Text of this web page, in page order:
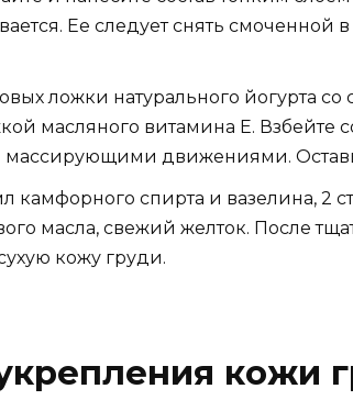
Ее следует снять смоченной
ложки натурального йогурта
масляного витамина Е. Взбейте
движениями.
камфорного спирта и вазелина, 2
масла, свежий желток. После
кожу груди.
кожи